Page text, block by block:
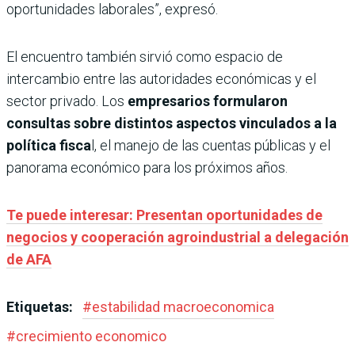
oportunidades laborales”, expresó.
El encuentro también sirvió como espacio de
intercambio entre las autoridades económicas y el
sector privado. Los empresarios formularon
consultas sobre distintos aspectos vinculados a la
política fiscal, el manejo de las cuentas públicas y el
panorama económico para los próximos años.
Te puede interesar: Presentan oportunidades de
negocios y cooperación agroindustrial a delegación
de AFA
Etiquetas: #estabilidad macroeconomica
#crecimiento economico